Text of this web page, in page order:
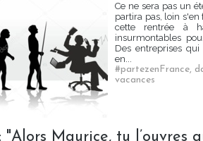
Ce ne sera pas un
partira pas, loin s'en
cette rentrée à
insurmontables
Des entreprises
en...
#partezenFrance,
vacances
Maurice, tu l’ouvres